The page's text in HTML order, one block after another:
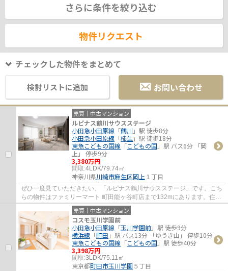
さらに条件を絞り込む
物件リクエスト
チェックした物件をまとめて
検討リストに追加 お問い合わせ
売買｜中古マンション
ルピナス鶴川サウスステージ
小田急小田原線 「鶴川 」駅 徒歩8分
小田急小田原線 「柿生」駅 徒歩18分
東急こどもの国線 「こどもの国」駅 バス6分 「岡
上」 停歩9分
3,380万円
間取:4LDK/79.74㎡
神奈川県川崎市麻生区岡上 １丁目
ぜひ一度見ていただきたい、「ルピナス鶴川サウスステージ」です。こち
らの物件はファミリーマート 町田能ヶ谷町店まで132mにあります。住ん
でいて心地の良い中古マンションで魅力的で...
売買｜中古マンション
コスモ玉川学園前
小田急小田原線 「玉川学園前」駅 徒歩9分
横浜線 「町田 」駅 バス13分 「ゆうき山」 停歩10分
東急こどもの国線 「こどもの国」駅 徒歩40分
3,398万円
間取:3LDK/75.11㎡
東京都町田市玉川学園５丁目